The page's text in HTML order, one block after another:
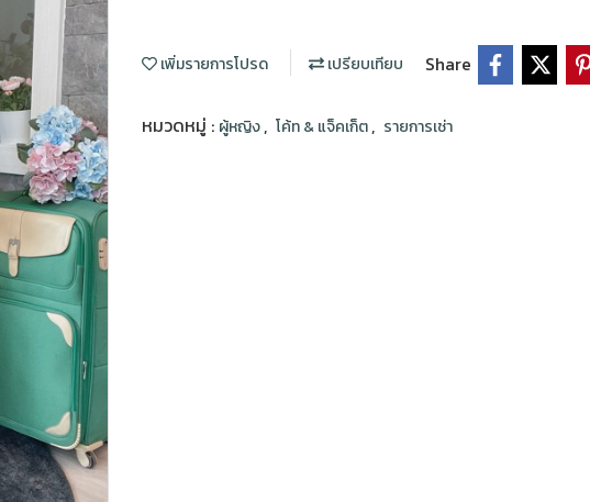
เพิ่มรายการโปรด เปรียบเทียบ Share
หมวดหมู่ : ผู้หญิง, โค้ท & แจ็คเก็ต, รายการเช่า